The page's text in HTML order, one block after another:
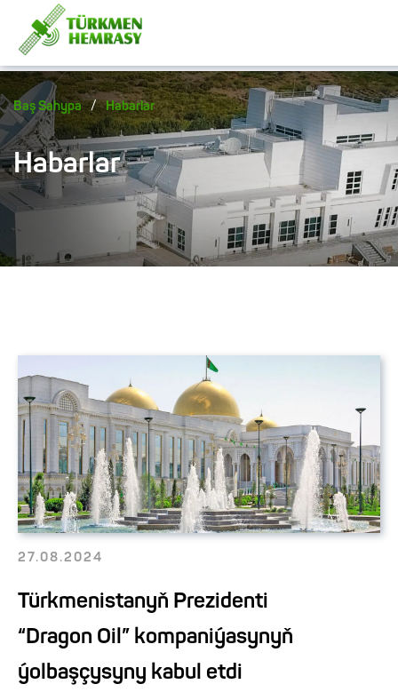
Baş Sahypa / Habarlar
Habarlar
27.08.2024
Türkmenistanyň Prezidenti
“Dragon Oil” kompaniýasynyň
ýolbaşçysyny kabul etdi